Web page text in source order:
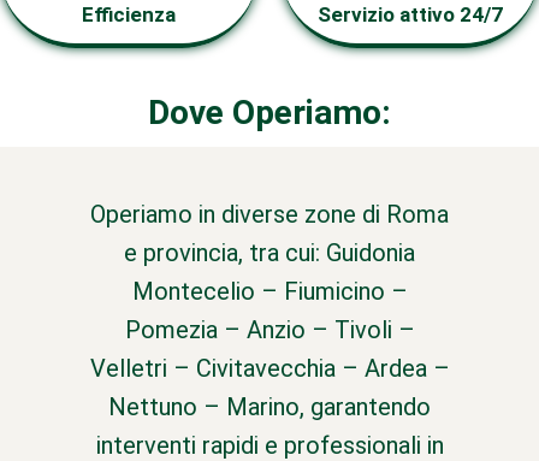
Efficienza Servizio attivo 24/7
Dove Operiamo:
Operiamo in diverse zone di Roma
e provincia, tra cui: Guidonia
Montecelio – Fiumicino –
Pomezia – Anzio – Tivoli –
Velletri – Civitavecchia – Ardea –
Nettuno – Marino, garantendo
interventi rapidi e professionali in